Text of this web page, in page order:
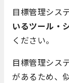
目標管理シス
いるツール・
ください。
目標管理シス
があるため、